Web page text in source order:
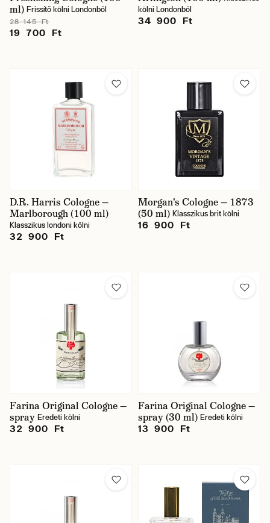
ml) Frissítő kölni Londonból
28 145 Ft
19 700 Ft
kölni Londonból
34 900 Ft
D.R. Harris Cologne —
Marlborough (100 ml)
Klasszikus londoni kölni
32 900 Ft
Morgan's Cologne — 1873
(50 ml) Klasszikus brit kölni
16 900 Ft
Farina Original Cologne —
spray Eredeti kölni
32 900 Ft
Farina Original Cologne —
spray (30 ml) Eredeti kölni
13 900 Ft